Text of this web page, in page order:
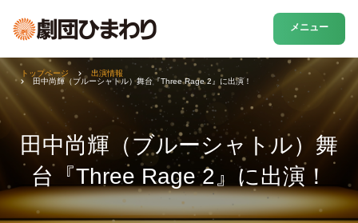
メニュー
田中尚輝（ブルーシャトル）舞
台『Three Rage 2』に出演！
トップページ
出演情報
田中尚輝（ブルーシャトル）舞台『Three Rage 2』に出演！